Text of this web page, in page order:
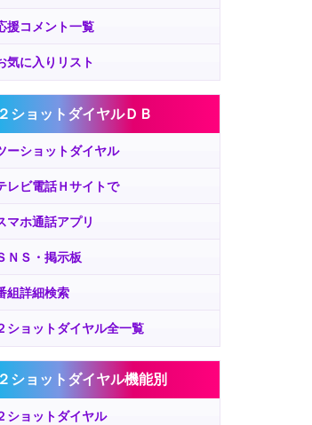
援コメント一覧
気に入りリスト
２ショットダイヤルＤＢ
ーショットダイヤル
レビ電話Ｈサイトで
マホ通話アプリ
ＮＳ・掲示板
組詳細検索
ショットダイヤル全一覧
２ショットダイヤル機能別
ショットダイヤル